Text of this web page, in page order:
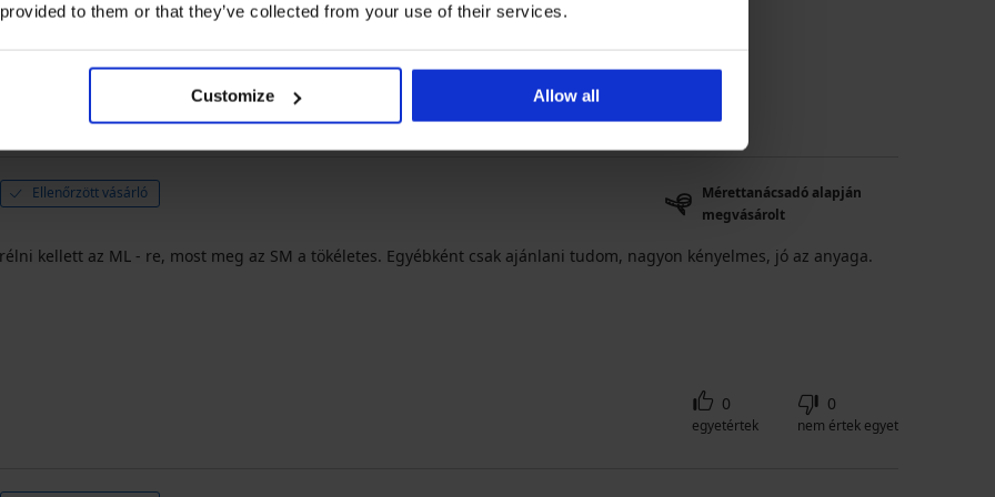
to them or that they’ve collected from your use of their services.
Customize Allow all
Mérettanácsadó alapján megvásárolt
Ellenőrzött vásárló
Mérettanácsadó alapján
megvásárolt
kellett az ML - re, most meg az SM a tökéletes. Egyébként csak ajánlani tudom, nagyon kényelmes, jó az anyaga.
0
egyetértek
0
nem értek egyet